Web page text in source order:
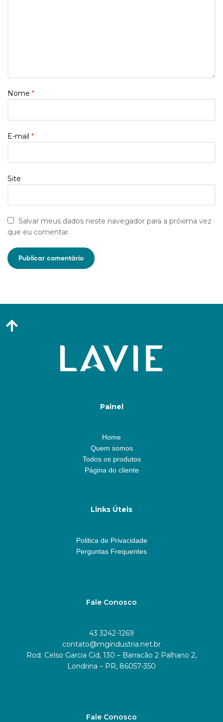
Nome *
E-mail *
Site
Salvar meus dados neste navegador para a próxima vez
que eu comentar.
Painel
Home
Quem somos
Todos os produtos
Página do cliente
Links Úteis
Politica de Privacidade
Perguntas Frequentes
Fale Conosco
43 3242-1269
contato@mgindustria.net.br
Rod. Celso Garcia Cid, 130 – Barracão 2 Palhano 2,
Londrina – PR, 86057-350
Fale Conosco